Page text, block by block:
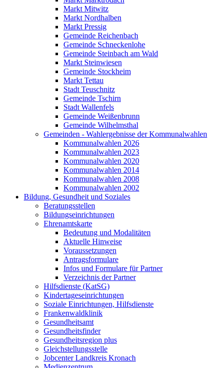
Markt Mitwitz
Markt Nordhalben
Markt Pressig
Gemeinde Reichenbach
Gemeinde Schneckenlohe
Gemeinde Steinbach am Wald
Markt Steinwiesen
Gemeinde Stockheim
Markt Tettau
Stadt Teuschnitz
Gemeinde Tschirn
Stadt Wallenfels
Gemeinde Weißenbrunn
Gemeinde Wilhelmsthal
Gemeinden - Wahlergebnisse der Kommunalwahlen
Kommunalwahlen 2026
Kommunalwahlen 2023
Kommunalwahlen 2020
Kommunalwahlen 2014
Kommunalwahlen 2008
Kommunalwahlen 2002
Bildung, Gesundheit und Soziales
Beratungsstellen
Bildungseinrichtungen
Ehrenamtskarte
Bedeutung und Modalitäten
Aktuelle Hinweise
Voraussetzungen
Antragsformulare
Infos und Formulare für Partner
Verzeichnis der Partner
Hilfsdienste (KatSG)
Kindertageseinrichtungen
Soziale Einrichtungen, Hilfsdienste
Frankenwaldklinik
Gesundheitsamt
Gesundheitsfinder
Gesundheitsregion plus
Gleichstellungsstelle
Jobcenter Landkreis Kronach